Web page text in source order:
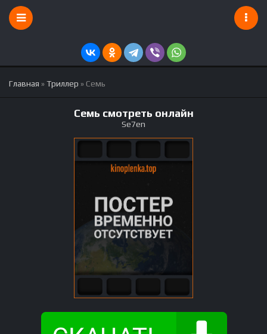
Главная »Триллер » Семь
Семь смотреть онлайн
Se7en